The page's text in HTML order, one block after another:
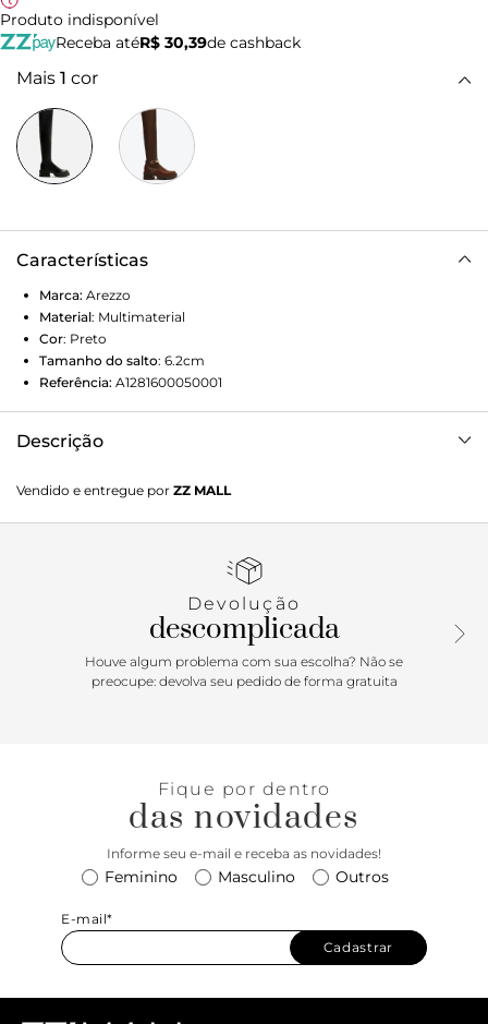
Produto indisponível
Receba atéR$ 30,39de cashback
Mais 1 cor
Características
Marca: Arezzo
Material: Multimaterial
Cor: Preto
Tamanho do salto: 6.2cm
Referência: A1281600050001
Descrição
salto baixo bloco, base tratorada e bico redondo. Traz cano
ajustado às pernas e tira tipo enforcador na parte superior.
Vendido e entregue por ZZ MALL
Devolução
descomplicada
Houve algum problema com sua escolha? Não se
preocupe: devolva seu pedido de forma gratuita
Fique por dentro
das novidades
Informe seu e-mail e receba as novidades!
Feminino Masculino Outros
E-mail*
Cadastrar